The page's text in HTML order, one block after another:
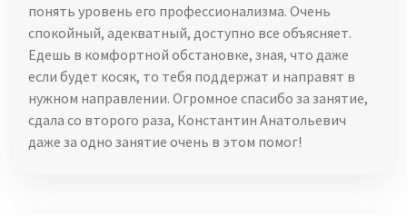
понять уровень его профессионализма. Очень
спокойный, адекватный, доступно все объясняет.
Едешь в комфортной обстановке, зная, что даже
если будет косяк, то тебя поддержат и направят в
нужном направлении. Огромное спасибо за занятие,
сдала со второго раза, Константин Анатольевич
даже за одно занятие очень в этом помог!